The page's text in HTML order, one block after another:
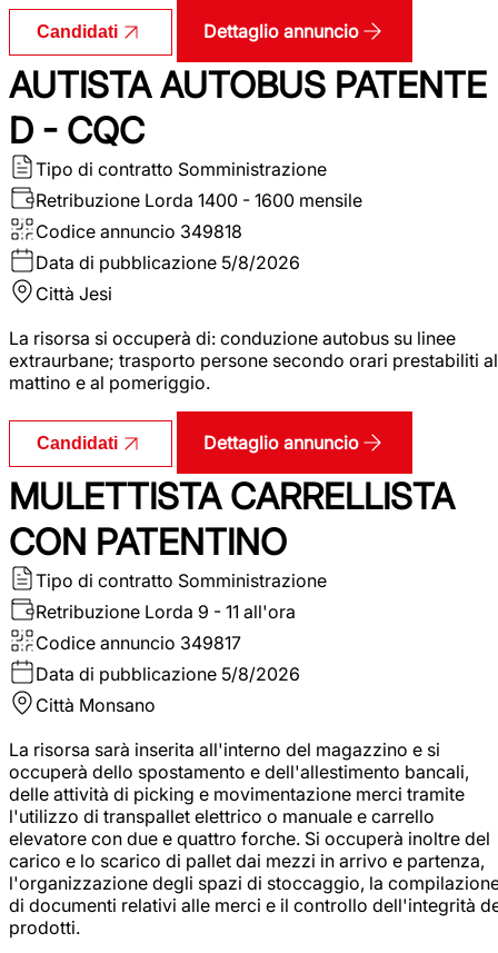
Candidati Dettaglio annuncio
AUTISTA AUTOBUS PATENTE
D - CQC
Tipo di contratto Somministrazione
Retribuzione Lorda 1400 - 1600 mensile
Codice annuncio 349818
Data di pubblicazione 5/8/2026
Città Jesi
La risorsa si occuperà di: conduzione autobus su linee
extraurbane; trasporto persone secondo orari prestabiliti al
mattino e al pomeriggio.
Candidati Dettaglio annuncio
MULETTISTA CARRELLISTA
CON PATENTINO
Tipo di contratto Somministrazione
Retribuzione Lorda 9 - 11 all'ora
Codice annuncio 349817
Data di pubblicazione 5/8/2026
Città Monsano
La risorsa sarà inserita all'interno del magazzino e si
occuperà dello spostamento e dell'allestimento bancali,
delle attività di picking e movimentazione merci tramite
l'utilizzo di transpallet elettrico o manuale e carrello
elevatore con due e quattro forche. Si occuperà inoltre del
carico e lo scarico di pallet dai mezzi in arrivo e partenza,
l'organizzazione degli spazi di stoccaggio, la
di documenti relativi alle merci e il controllo dell'integrità
prodotti.